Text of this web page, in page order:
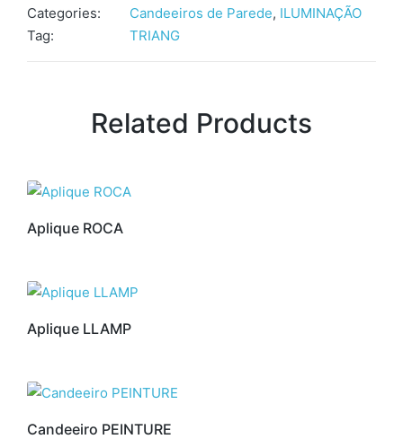
Categories:
Candeeiros de Parede, ILUMINAÇÃO
Tag:
TRIANG
Related Products
Aplique ROCA
Aplique LLAMP
Candeeiro PEINTURE